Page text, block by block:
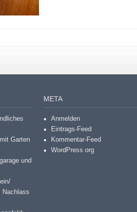
Garten
und
Nachlass
META
Anmelden
Eintrags-Feed
Kommentar-Feed
WordPress.org